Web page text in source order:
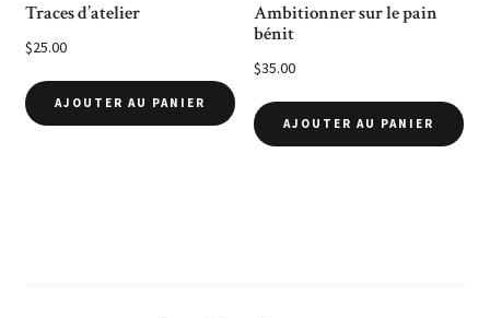
Traces d’atelier
$25.00
AJOUTER AU PANIER
Ambitionner sur le pain
bénit
$35.00
AJOUTER AU PANIER